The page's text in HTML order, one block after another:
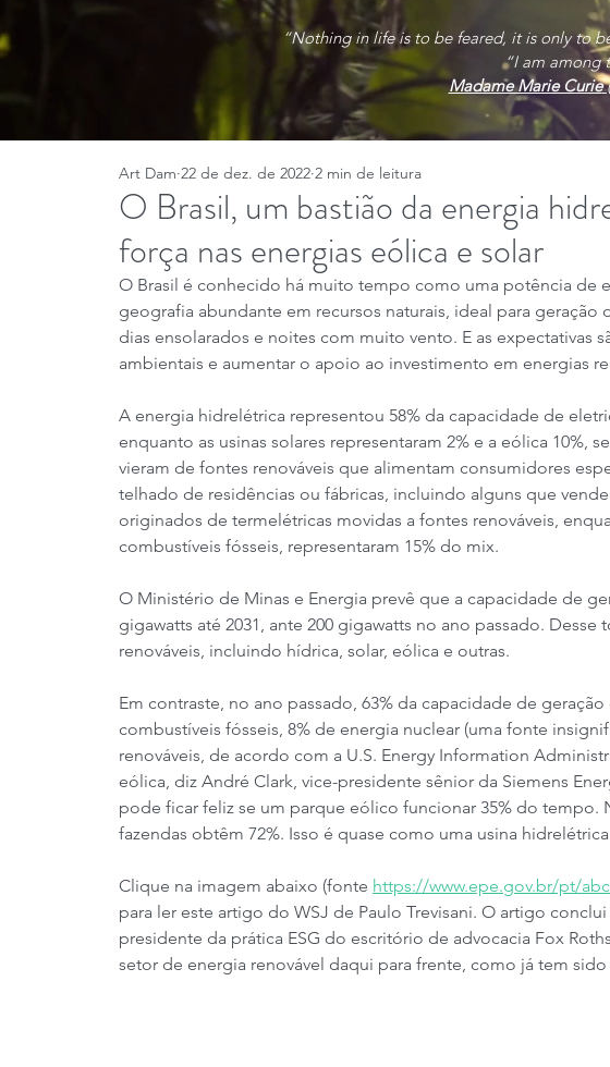
O Brasil, um bastião da energia
força nas energias eólica e solar
Art Dam 22 de dez. de 2022 2 min de leitura
O Brasil é conhecido há muito tempo como uma potência de
geografia abundante em recursos naturais, ideal para
dias ensolarados e noites com muito vento. E as expectativas
ambientais e aumentar o apoio ao investimento em energias
A energia hidrelétrica representou 58% da capacidade de
enquanto as usinas solares representaram 2% e a eólica 10%,
vieram de fontes renováveis ​​que alimentam consumidores
telhado de residências ou fábricas, incluindo alguns que
originados de termelétricas movidas a fontes renováveis,
combustíveis fósseis, representaram 15% do mix.
O Ministério de Minas e Energia prevê que a capacidade de
gigawatts até 2031, ante 200 gigawatts no ano passado. Desse
renováveis, incluindo hídrica, solar, eólica e outras.
Em contraste, no ano passado, 63% da capacidade de
combustíveis fósseis, 8% de energia nuclear (uma fonte
renováveis, de acordo com a U.S. Energy Information
eólica, diz André Clark, vice-presidente sênior da Siemens
pode ficar feliz se um parque eólico funcionar 35% do tempo.
fazendas obtêm 72%. Isso é quase como uma usina
Clique na imagem abaixo (fonte https://www.epe.gov.br/pt/
para ler este artigo do WSJ de Paulo Trevisani. O artigo
presidente da prática ESG do escritório de advocacia Fox
setor de energia renovável daqui para frente, como já tem
“Nothing in life is to be feared, it is only to
“I am among
Madame Marie Curie